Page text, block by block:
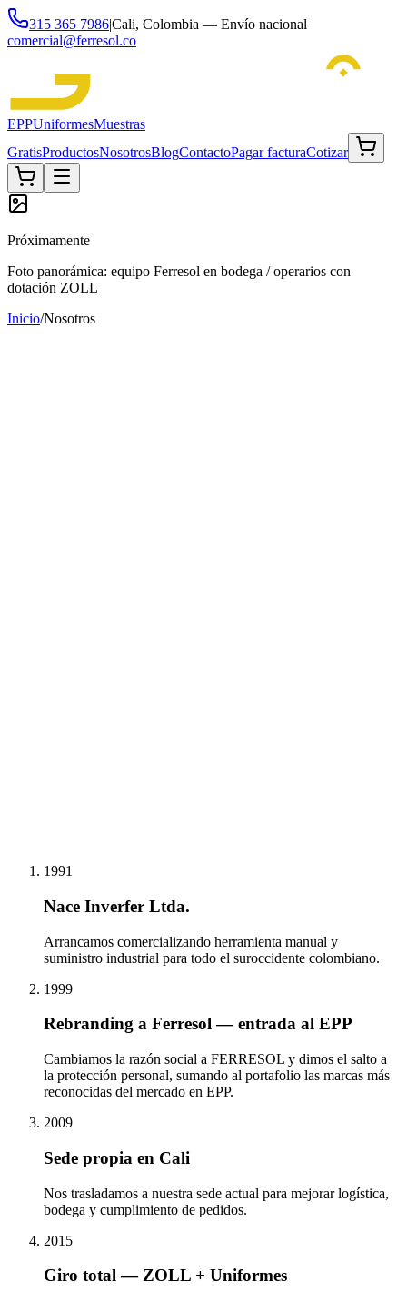
315 365 7986|Cali, Colombia — Envío nacional
comercial@ferresol.co
EPPUniformesMuestras
GratisProductosNosotrosBlogContactoPagar facturaCotizar
Próximamente
Foto panorámica: equipo Ferresol en bodega / operarios con
dotación ZOLL
Inicio/Nosotros
1991
Nace Inverfer Ltda.
Arrancamos comercializando herramienta manual y
suministro industrial para todo el suroccidente colombiano.
1999
Rebranding a Ferresol — entrada al EPP
Cambiamos la razón social a FERRESOL y dimos el salto a
la protección personal, sumando al portafolio las marcas más
reconocidas del mercado en EPP.
2009
Sede propia en Cali
Nos trasladamos a nuestra sede actual para mejorar logística,
bodega y cumplimiento de pedidos.
2015
Giro total — ZOLL + Uniformes